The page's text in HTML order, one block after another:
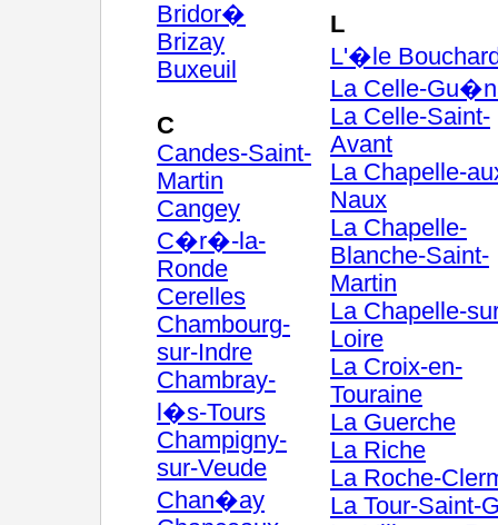
Bridor�
Brizay
Buxeuil
C
Candes-Saint-
Martin
Cangey
C�r�-la-
Ronde
Cerelles
Chambourg-
sur-Indre
Chambray-
l�s-Tours
Champigny-
sur-Veude
Chan�ay
L
L'�le
La Celle-
La Celle-Saint-
Avant
La Chapelle-
Naux
La Chapelle-
Blanche-Saint-
Martin
La Chapelle-
Loire
La Croix-en-
Touraine
La Guerche
La Riche
La Roche-
La Tour-Saint-